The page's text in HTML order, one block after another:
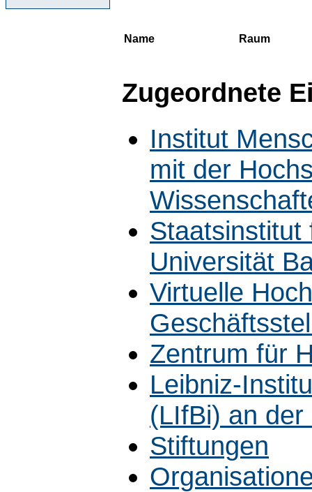
Name Raum
Zugeordnete
Institut
mit der
Staatsinstitut
Universität
Virtuelle
Zentrum für
Leibniz-
(LIfBi) an
Stiftungen